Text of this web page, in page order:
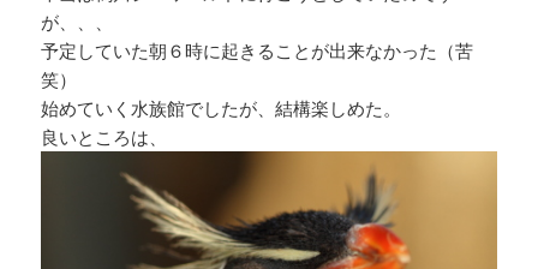
が、、、
予定していた朝６時に起きることが出来なかった（苦
笑）
始めていく水族館でしたが、結構楽しめた。
良いところは、